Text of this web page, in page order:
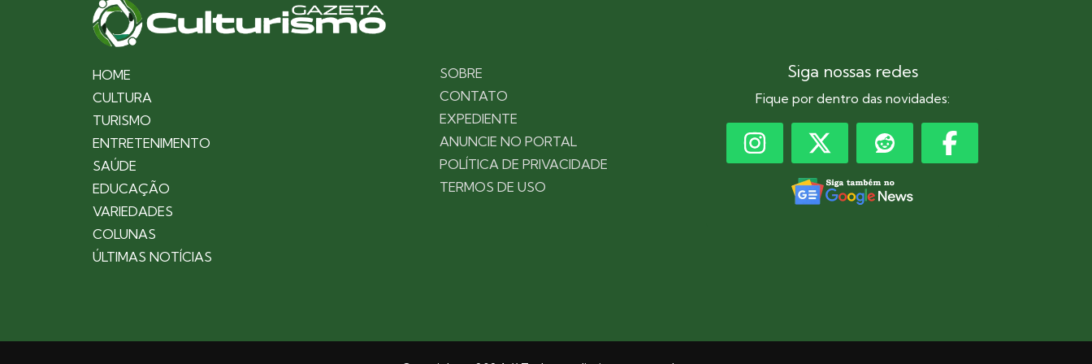
HOME
CULTURA
TURISMO
ENTRETENIMENTO
SAÚDE
EDUCAÇÃO
VARIEDADES
COLUNAS
ÚLTIMAS NOTÍCIAS
SOBRE
CONTATO
EXPEDIENTE
ANUNCIE NO PORTAL
POLÍTICA DE PRIVACIDADE
TERMOS DE USO
Siga nossas redes
Fique por dentro das novidades: